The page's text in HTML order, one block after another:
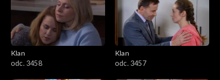
Klan
odc. 3458
Klan
odc. 3457